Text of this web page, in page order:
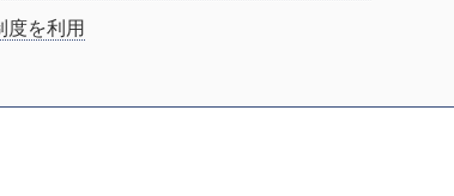
を利用